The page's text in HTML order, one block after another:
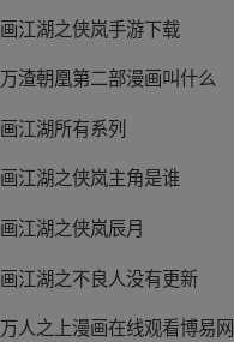
画江湖之侠岚手游下载
万渣朝凰第二部漫画叫什么
画江湖所有系列
画江湖之侠岚主角是谁
画江湖之侠岚辰月
画江湖之不良人没有更新
万人之上漫画在线观看博易网